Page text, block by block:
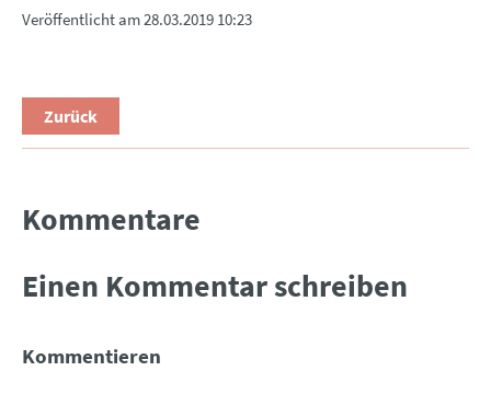
Veröffentlicht am28.03.2019 10:23
Zurück
Kommentare
Einen Kommentar schreiben
Kommentieren